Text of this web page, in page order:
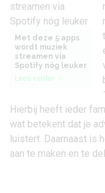
Met deze 5 apps
wordt muziek
streamen via
Spotify nóg leuker
Lees verder
Hierbij heeft ieder
wat betekent dat je
luistert. Daarnaast is
aan te maken en te